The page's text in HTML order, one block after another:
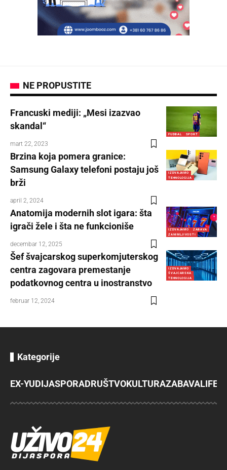
NE PROPUSTITE
FUDBAL SPORT
Francuski mediji: „Mesi izazvao
skandal“
mart 22, 2023
IZDVAJAMO
TEHNOLOGIJA
Brzina koja pomera granice:
Samsung Galaxy telefoni postaju još
brži
april 2, 2024
IZDVAJAMO
ZABAVA
ZANIMLJIVOSTI
Anatomija modernih slot igara: šta
igrači žele i šta ne funkcioniše
decembar 12, 2025
IZDVAJAMO
ŠVAJCARSKA
TEHNOLOGIJA
Šef švajcarskog superkomjuterskog
centra zagovara premestanje
podatkovnog centra u inostranstvo
februar 12, 2024
Kategorije
EX-YUDIJASPORADRUŠTVOKULTURAZABAVA